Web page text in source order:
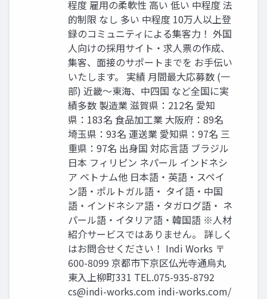
程度 雇用の柔軟性 高い 低い 中程度 法
的制限 なし 多い 中程度 10万人以上登
録のコミュニティによる集客力！ 外国
人向けの採用サイト・求人票の作成、
集客、面接のサポートまでを お手伝い
いたします。 実績 月間最大応募数 (一
部) 近畿〜東海、中四国 など全国に実
績多数 製造業 滋賀県：212名 愛知
県：183名 食品加工業 大阪府：89名
埼玉県：93名 運送業 愛知県：97名 三
重県：97名 出身国 対応言語 ブラジル
日本 フィリピン ネパール インドネシ
ア ベトナム他 日本語・英語・スペイ
ン語・ポルトガル語・ タイ語・中国
語・インドネシア語・タガログ語・ ネ
パール語・イタリア語・韓国語 ※人材
紹介サービスではありません。 詳しく
はお問合せください！ Indi Works 〒
600-8099 京都市下京区仏光寺通烏丸
東入上柳町331 TEL.075-935-8792
cs@indi-works.com indi-works.com/